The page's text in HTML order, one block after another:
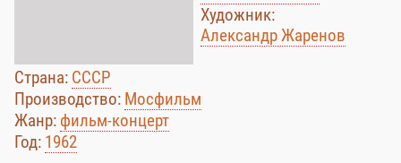
Художник:
Александр Жаренов
Страна: СССР
Производство: Мосфильм
Жанр: фильм-концерт
Год: 1962